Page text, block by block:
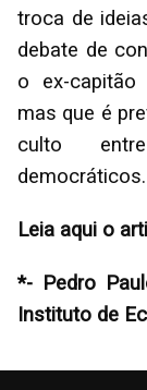
troca de
debate de
o ex-capitão
mas que é
culto
democráticos.
Leia aqui o
*- Pedro
Instituto de